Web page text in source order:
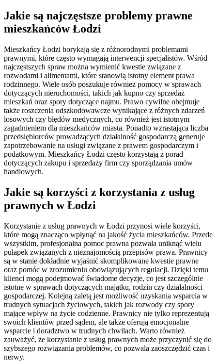
Jakie są najczęstsze problemy prawne
mieszkańców Łodzi
Mieszkańcy Łodzi borykają się z różnorodnymi problemami
prawnymi, które często wymagają interwencji specjalistów. Wśród
najczęstszych spraw można wymienić kwestie związane z
rozwodami i alimentami, które stanowią istotny element prawa
rodzinnego. Wiele osób poszukuje również pomocy w sprawach
dotyczących nieruchomości, takich jak kupno czy sprzedaż
mieszkań oraz spory dotyczące najmu. Prawo cywilne obejmuje
także roszczenia odszkodowawcze wynikające z różnych zdarzeń
losowych czy błędów medycznych, co również jest istotnym
zagadnieniem dla mieszkańców miasta. Ponadto wzrastająca liczba
przedsiębiorców prowadzących działalność gospodarczą generuje
zapotrzebowanie na usługi związane z prawem gospodarczym i
podatkowym. Mieszkańcy Łodzi często korzystają z porad
dotyczących zakupu i sprzedaży firm czy sporządzania umów
handlowych.
Jakie są korzyści z korzystania z usług
prawnych w Łodzi
Korzystanie z usług prawnych w Łodzi przynosi wiele korzyści,
które mogą znacząco wpłynąć na jakość życia mieszkańców. Przede
wszystkim, profesjonalna pomoc prawna pozwala uniknąć wielu
pułapek związanych z nieznajomością przepisów prawa. Prawnicy
są w stanie dokładnie wyjaśnić skomplikowane kwestie prawne
oraz pomóc w zrozumieniu obowiązujących regulacji. Dzięki temu
klienci mogą podejmować świadome decyzje, co jest szczególnie
istotne w sprawach dotyczących majątku, rodzin czy działalności
gospodarczej. Kolejną zaletą jest możliwość uzyskania wsparcia w
trudnych sytuacjach życiowych, takich jak rozwody czy spory
mające wpływ na życie codzienne. Prawnicy nie tylko reprezentują
swoich klientów przed sądem, ale także oferują emocjonalne
wsparcie i doradztwo w trudnych chwilach. Warto również
zauważyć, że korzystanie z usług prawnych może przyczynić się do
szybszego rozwiązania problemów, co pozwala zaoszczędzić czas i
nerwy.